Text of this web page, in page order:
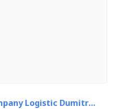
Dumitrans Company Logistic Dumitrascu Florin